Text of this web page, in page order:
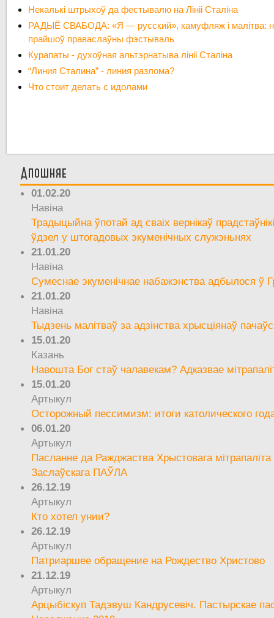
Некалькі штрыхоў да фестывалю на Лініі Сталіна
РАДЫЁ СВАБОДА: «Я — русский», камуфляж і малітва: на
прайшоў праваслаўны фэстываль
Курапаты - духоўная альтэрнатыва лініі Сталіна
“Линия Сталина” - линия разлома?
Что стоит делать с идолами
Апошняе
01.02.20
Навіна
Традыцыйна ўпотай ад сваіх вернікаў
ўдзел у штогадовых экуменічных служэньнях
21.01.20
Навіна
Сумеснае экуменічнае набажэнства адбылося ў
21.01.20
Навіна
Тыдзень малітваў за адзінства хрысціянаў
15.01.20
Казань
Навошта Бог стаў чалавекам? Адказвае
15.01.20
Артыкул
Осторожный пессимизм: итоги католического
06.01.20
Артыкул
Пасланне да Ражджаства Хрыстовага мітрапаліта
Заслаўскага ПАЎЛА
26.12.19
Артыкул
Кто хотел унии?
26.12.19
Артыкул
Патриаршее обращение на Рождество Христово
21.12.19
Артыкул
Арцыбіскуп Тадэвуш Кандрусевіч. Пастырскае